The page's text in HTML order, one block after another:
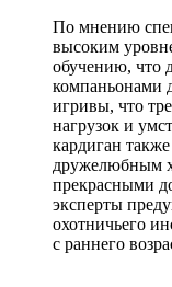
По мнению
высоким
обучению, что
компаньонами
игривы, что
нагрузок и
кардиган
дружелюбным
прекрасными
эксперты
охотничьего
с раннего